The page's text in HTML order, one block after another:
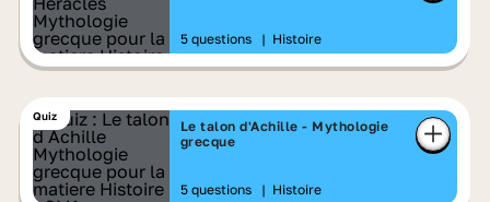
5 questions | Histoire
Quiz
Le talon d'Achille - Mythologie
grecque
5 questions | Histoire